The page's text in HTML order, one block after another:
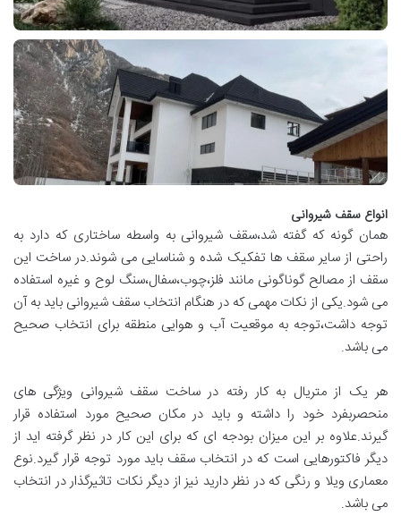
انواع سقف شیروانی
همان گونه که گفته شد،سقف شیروانی به واسطه ساختاری که دارد به
راحتی از سایر سقف ها تفکیک شده و شناسایی می شوند.در ساخت این
سقف از مصالح گوناگونی مانند فلز،چوب،سفال،سنگ لوح و غیره استفاده
می شود.یکی از نکات مهمی که در هنگام انتخاب سقف شیروانی باید به آن
توجه داشت،توجه به موقعیت آب و هوایی منطقه برای انتخاب صحیح
می باشد.
هر یک از متریال به کار رفته در ساخت سقف شیروانی ویژگی های
منحصربفرد خود را داشته و باید در مکان صحیح مورد استفاده قرار
گیرند.علاوه بر این میزان بودجه ای که برای این کار در نظر گرفته اید از
دیگر فاکتورهایی است که در انتخاب سقف باید مورد توجه قرار گیرد.نوع
معماری ویلا و رنگی که در نظر دارید نیز از دیگر نکات تاثیرگذار در انتخاب
می باشد.